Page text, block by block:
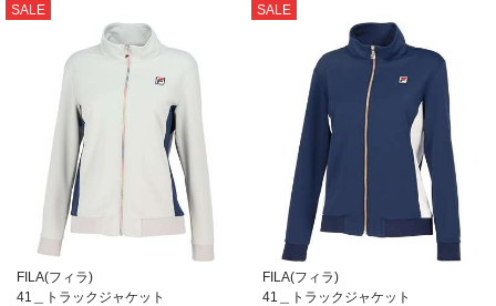
SALE
FILA(フィラ)
41＿トラックジャケット
SALE
FILA(フィラ)
41＿トラックジャケット